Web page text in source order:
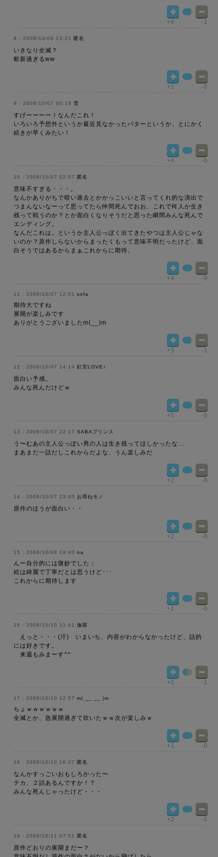
+6 -1
2008/10/06 23:21 匿名
いきなり全滅？
斬新過ぎるww
+1 -0
2008/10/07 00:19 雪
すげーーーー！なんだこれ！
いろいろ予想外というか最近見なかったパターというか、とにかく
続きが早くみたい！
+4 -0
2008/10/07 02:07 匿名
意味不すぎる・・・。
なんかありがちで暗い過去とかかっこいいと言ってくれ的な演出で
つまんないなーって思ってたら仲間死んでおお、これで何人か生き
残って戦うのか？とか面白くなりそうだと思った瞬間みんな死んで
エンディング。
なんだこれは。というか主人公っぽく出てきたやつは主人公じゃな
いのか？原作しらないからまったくもって意味不明だったけど、面
白そうではあるからまぁこれからに期待。
+4 -0
2008/10/07 12:51 sofa
期待大ですね
展開が楽しみです
ありがとうございましたm(__)m
+5 -1
2008/10/07 14:14 釘宮LOVE♪
面白い予感。
みんな死んだけどｗ
+1 -0
2008/10/07 22:17 SABAプリンス
う〜むあの主人公っぽい男の人は生き残ってほしかったな…
まあまだ一話だしこれからだよな、うん楽しみだ
+2 -0
2008/10/07 23:40 お尋ねモノ
原作のほうが面白い・・
+2 -0
2008/10/08 19:40 na
んー自分的には微妙でした；
絵は綺麗で丁寧だとは思うけど･･･
これからに期待します
+1 -0
2008/10/10 11:41 伽羅
えっと・・・(汗) いまいち、内容がわからなかったけど、話的
には好きです。
来週もみまーす^^
+1 -1
2008/10/10 12:57 m( __ __ )m
ちょｗｗｗｗｗｗ
全滅とか、急展開過ぎて吹いたｗｗ次が楽しみｗ
+1 -0
2008/10/10 16:27 匿名
なんかすっごいおもしろかった〜
テカ、２話あるんですか！？
みんな死んじゃったけど・・・
+2 -0
2008/10/11 07:51 匿名
原作どおりの展開まだー？